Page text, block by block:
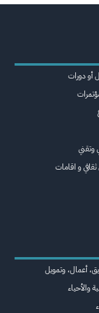
أو دورات
وتقني
ثقافي و اقامات
أعمال، وتمويل
والأحياء